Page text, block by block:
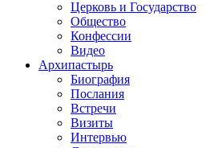
Церковь и Государство
Общество
Конфессии
Видео
Архипастырь
Биография
Послания
Встречи
Визиты
Интервью